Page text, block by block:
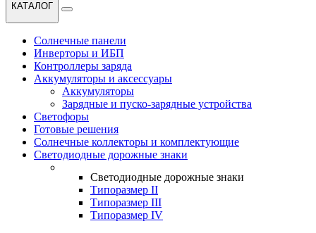
КАТАЛОГ
Солнечные панели
Инверторы и ИБП
Контроллеры заряда
Аккумуляторы и аксессуары
Аккумуляторы
Зарядные и пуско-зарядные устройства
Светофоры
Готовые решения
Солнечные коллекторы и комплектующие
Светодиодные дорожные знаки
Светодиодные дорожные знаки
Типоразмер II
Типоразмер III
Типоразмер IV